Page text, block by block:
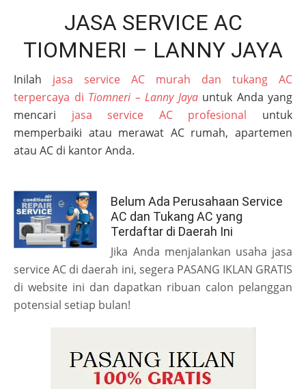
JASA SERVICE AC
TIOMNERI – LANNY JAYA
Inilah jasa service AC murah dan tukang AC
terpercaya di Tiomneri – Lanny Jayauntuk Anda yang
mencari jasa service AC profesional untuk
memperbaiki atau merawat AC rumah, apartemen
atau AC di kantor Anda.
Belum Ada Perusahaan Service
AC dan Tukang AC yang
Terdaftar di Daerah Ini
Jika Anda menjalankan usaha jasa
service AC di daerah ini, segera PASANG IKLAN GRATIS
di website ini dan dapatkan ribuan calon pelanggan
potensial setiap bulan!